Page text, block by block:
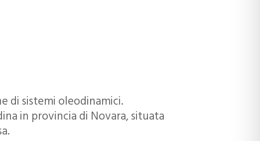
di sistemi oleodinamici.
in provincia di Novara, situata